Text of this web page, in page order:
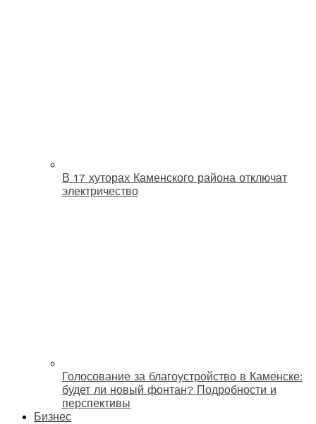
В 17 хуторах Каменского района отключат
электричество
Голосование за благоустройство в Каменске:
будет ли новый фонтан? Подробности и
перспективы
Бизнес